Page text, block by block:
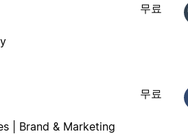
무료
| Brand & Marketing
무료